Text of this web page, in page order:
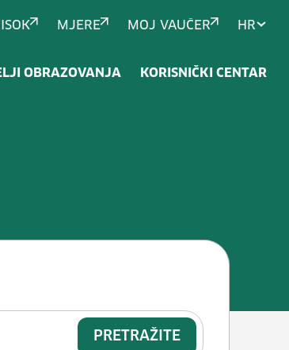
MJERE MOJ VAUČER HR
OBRAZOVANJA KORISNIČKI CENTAR
transportnim
PRETRAŽITE